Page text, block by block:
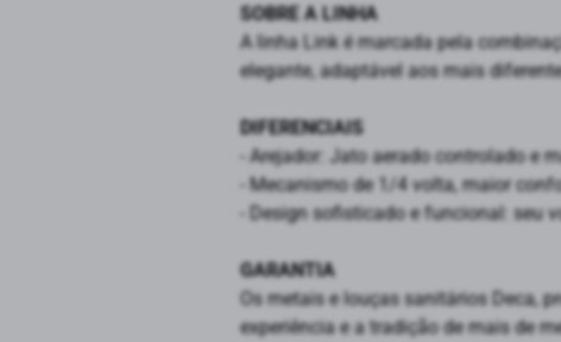
SOBRE A LINHA
A linha Link é marcada pela
elegante, adaptável aos mais
DIFERENCIAIS
- Arejador: Jato aerado controlado e
- Mecanismo de 1/4 volta, maior
- Design sofisticado e funcional: seu
GARANTIA
Os metais e louças sanitários Deca,
experiência e a tradição de mais de